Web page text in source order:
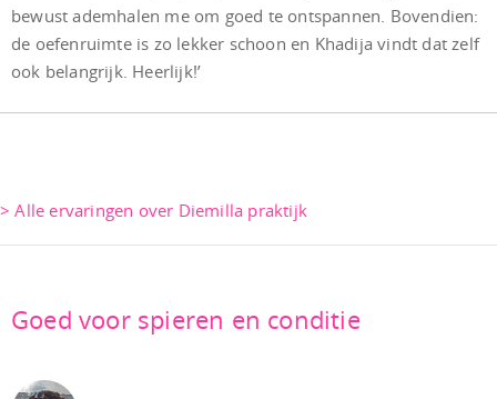
bewust ademhalen me om goed te ontspannen. Bovendien:
de oefenruimte is zo lekker schoon en Khadija vindt dat zelf
ook belangrijk. Heerlijk!’
> Alle ervaringen over Diemilla praktijk
Goed voor spieren en conditie